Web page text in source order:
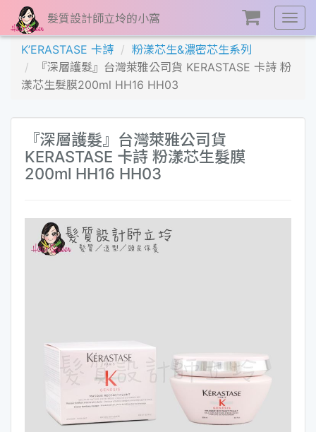
展
開
單
髮質設計師立坽的小窩
K’ERASTASE 卡詩
粉漾芯生&濃密芯生系列
『深層護髮』台灣萊雅公司貨 KERASTASE 卡詩 粉
漾芯生髮膜200ml HH16 HH03
『深層護髮』台灣萊雅公司貨
KERASTASE 卡詩 粉漾芯生髮膜
200ml HH16 HH03